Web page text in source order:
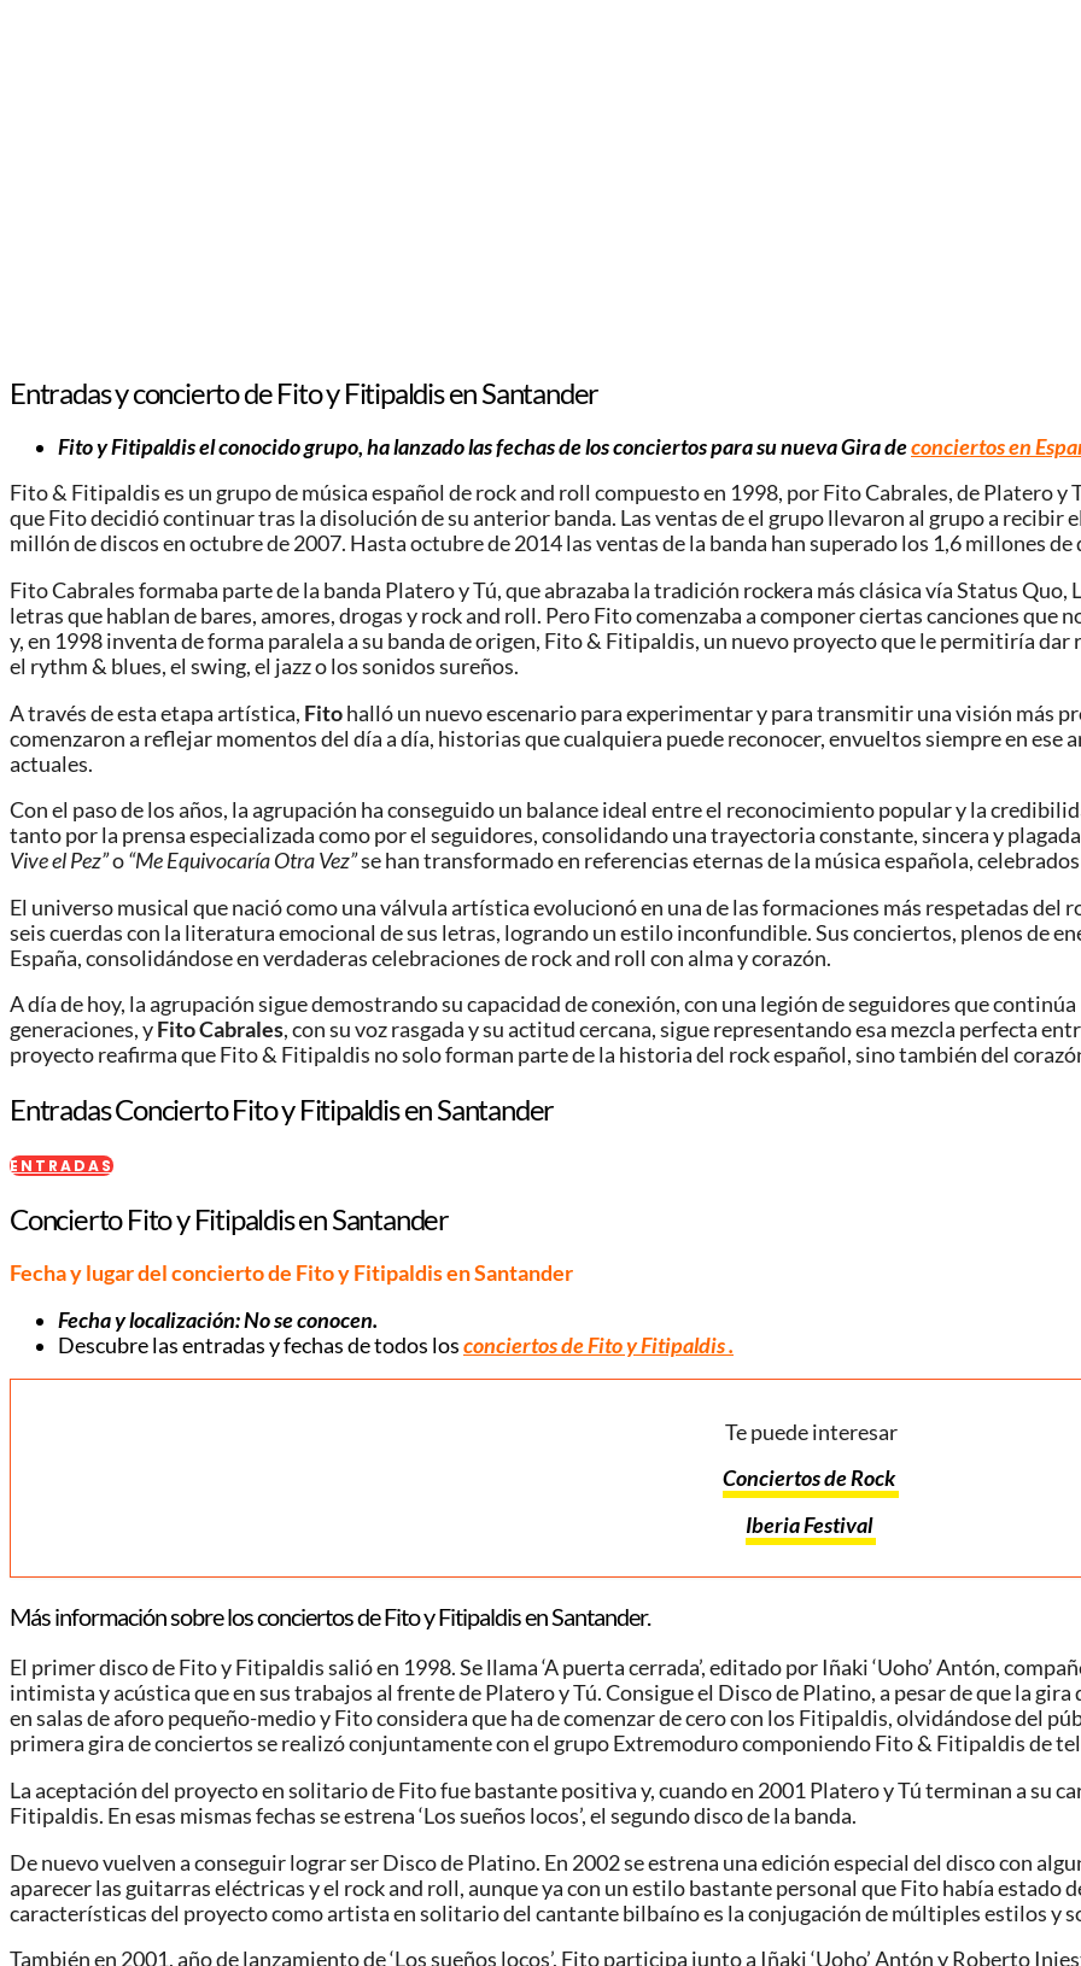
Entradas y concierto de Fito y Fitipaldis en Santander
Fito y Fitipaldis el conocido grupo, ha lanzado las fechas de los conciertos para su nueva Gira deconciertos en
Fito & Fitipaldis es un grupo de música español de rock and roll compuesto en 1998, por Fito Cabrales, de Platero
que Fito decidió continuar tras la disolución de su anterior banda. Las ventas de el grupo llevaron al grupo a recibir
millón de discos en octubre de 2007.​ Hasta octubre de 2014 las ventas de la banda han superado los 1,6 millones de
Fito Cabrales formaba parte de la banda Platero y Tú, que abrazaba la tradición rockera más clásica vía Status
letras que hablan de bares, amores, drogas y rock and roll. Pero Fito comenzaba a componer ciertas canciones
y, en 1998 inventa de forma paralela a su banda de origen, Fito & Fitipaldis, un nuevo proyecto que le permitiría
el rythm & blues, el swing, el jazz o los sonidos sureños.
A través de esta etapa artística, Fitohalló un nuevo escenario para experimentar y para transmitir una visión más
comenzaron a reflejar momentos del día a día, historias que cualquiera puede reconocer, envueltos siempre en ese
actuales.
Con el paso de los años, la agrupación ha conseguido un balance ideal entre el reconocimiento popular y la
tanto por la prensa especializada como por el seguidores, consolidando una trayectoria constante, sincera y
Vive el Pez”o“Me Equivocaría Otra Vez”se han transformado en referencias eternas de la música española,
El universo musical que nació como una válvula artística evolucionó en una de las formaciones más respetadas del
seis cuerdas con la literatura emocional de sus letras, logrando un estilo inconfundible. Sus conciertos, plenos de
España, consolidándose en verdaderas celebraciones de rock and roll con alma y corazón.
A día de hoy, la agrupación sigue demostrando su capacidad de conexión, con una legión de seguidores que
generaciones, yFito Cabrales, con su voz rasgada y su actitud cercana, sigue representando esa mezcla perfecta
proyecto reafirma que Fito & Fitipaldis no solo forman parte de la historia del rock español, sino también del
Entradas Concierto Fito y Fitipaldis en Santander
ENTRADAS
Concierto Fito y Fitipaldis en Santander
Fecha y lugar del concierto de Fito y Fitipaldis en Santander
Fecha y localización: No se conocen.
Descubre las entradas y fechas de todos losconciertos de Fito y Fitipaldis .
Te puede interesar
Conciertos de Rock
Iberia Festival
Más información sobre los conciertos de Fito y Fitipaldis en Santander.
El primer disco de Fito y Fitipaldis salió en 1998. Se llama ‘A puerta cerrada’, editado por Iñaki ‘Uoho’ Antón,
intimista y acústica que en sus trabajos al frente de Platero y Tú. Consigue el Disco de Platino,​ a pesar de que la
en salas de aforo pequeño-medio y Fito considera que ha de comenzar de cero con los Fitipaldis, olvidándose del
primera gira de conciertos se realizó conjuntamente con el grupo Extremoduro componiendo Fito & Fitipaldis de
La aceptación del proyecto en solitario de Fito fue bastante positiva y, cuando en 2001 Platero y Tú terminan a su
Fitipaldis. En esas mismas fechas se estrena ‘Los sueños locos’, el segundo disco de la banda.
De nuevo vuelven a conseguir lograr ser Disco de Platino. En 2002 se estrena una edición especial del disco con
aparecer las guitarras eléctricas y el rock and roll, aunque ya con un estilo bastante personal que Fito había estado
características del proyecto como artista en solitario del cantante bilbaíno es la conjugación de múltiples estilos y
También en 2001, año de lanzamiento de ‘Los sueños locos’, Fito participa junto a Iñaki ‘Uoho’ Antón y Roberto